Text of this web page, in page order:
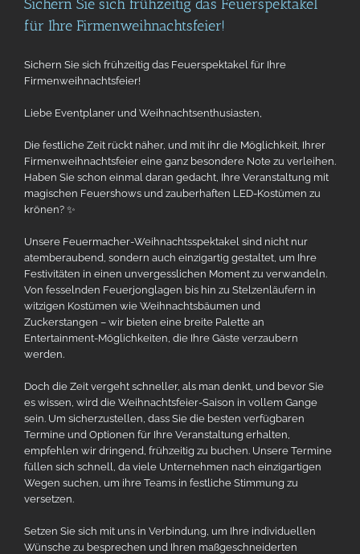
Sichern Sie sich frühzeitig das Feuerspektakel
für Ihre Firmenweihnachtsfeier!
Sichern Sie sich frühzeitig das Feuerspektakel für Ihre
Firmenweihnachtsfeier!
Liebe Eventplaner und Weihnachtsenthusiasten,
Die festliche Zeit rückt näher, und mit ihr die Möglichkeit, Ihrer
Firmenweihnachtsfeier eine ganz besondere Note zu verleihen.
Haben Sie schon einmal daran gedacht, Ihre Veranstaltung mit
magischen Feuershows und zauberhaften LED-Kostümen zu
krönen? ✨
Unsere Feuermacher-Weihnachtsspektakel sind nicht nur
atemberaubend, sondern auch einzigartig gestaltet, um Ihre
Festivitäten in einen unvergesslichen Moment zu verwandeln.
Von fesselnden Feuerjonglagen bis hin zu Stelzenläufern in
witzigen Kostümen wie Weihnachtsbäumen und
Zuckerstangen – wir bieten eine breite Palette an
Entertainment-Möglichkeiten, die Ihre Gäste verzaubern
werden.
Doch die Zeit vergeht schneller, als man denkt, und bevor Sie
es wissen, wird die Weihnachtsfeier-Saison in vollem Gange
sein. Um sicherzustellen, dass Sie die besten verfügbaren
Termine und Optionen für Ihre Veranstaltung erhalten,
empfehlen wir dringend, frühzeitig zu buchen. Unsere Termine
füllen sich schnell, da viele Unternehmen nach einzigartigen
Wegen suchen, um ihre Teams in festliche Stimmung zu
versetzen.
Setzen Sie sich mit uns in Verbindung, um Ihre individuellen
Wünsche zu besprechen und Ihren maßgeschneiderten